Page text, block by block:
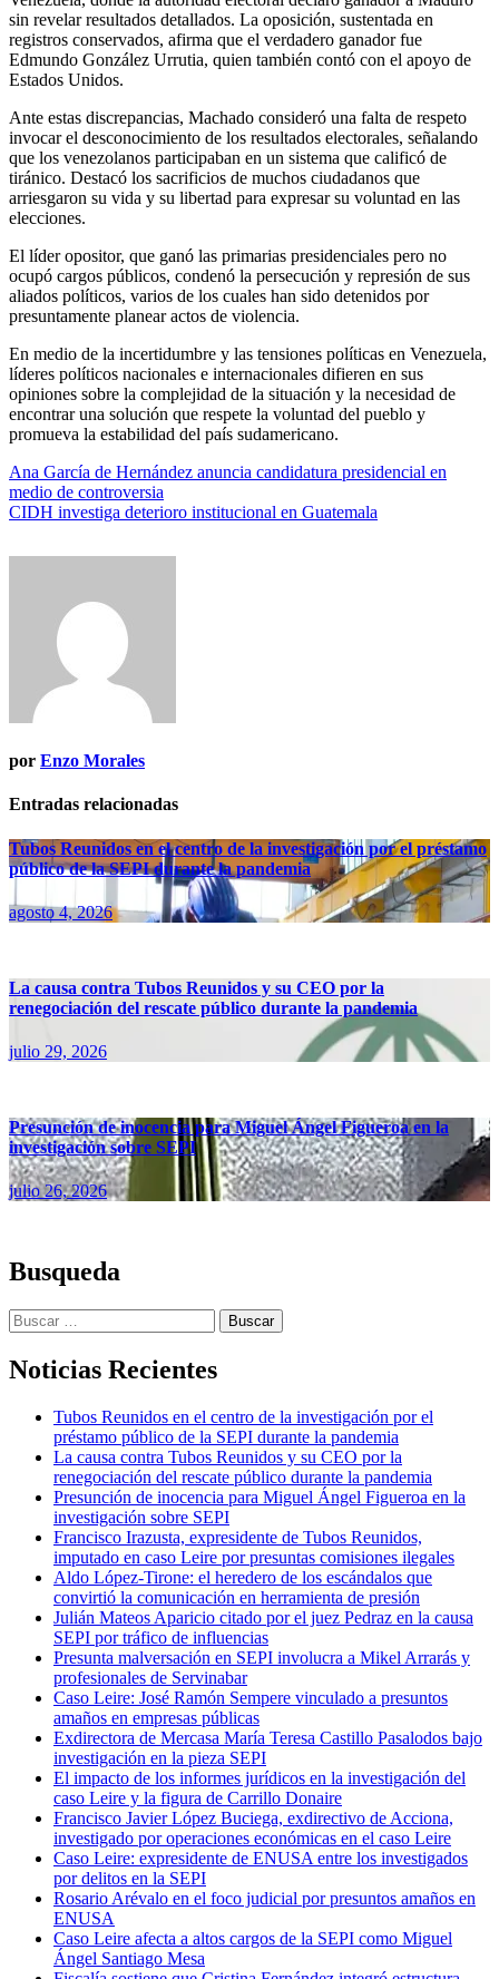
sin revelar resultados detallados. La oposición, sustentada en
registros conservados, afirma que el verdadero ganador fue
Edmundo González Urrutia, quien también contó con el apoyo de
Estados Unidos.
Ante estas discrepancias, Machado consideró una falta de respeto
invocar el desconocimiento de los resultados electorales, señalando
que los venezolanos participaban en un sistema que calificó de
tiránico. Destacó los sacrificios de muchos ciudadanos que
arriesgaron su vida y su libertad para expresar su voluntad en las
elecciones.
El líder opositor, que ganó las primarias presidenciales pero no
ocupó cargos públicos, condenó la persecución y represión de sus
aliados políticos, varios de los cuales han sido detenidos por
presuntamente planear actos de violencia.
En medio de la incertidumbre y las tensiones políticas en Venezuela,
líderes políticos nacionales e internacionales difieren en sus
opiniones sobre la complejidad de la situación y la necesidad de
encontrar una solución que respete la voluntad del pueblo y
promueva la estabilidad del país sudamericano.
Navegación
de
Ana García de Hernández anuncia candidatura presidencial en
medio de controversia
CIDH investiga deterioro institucional en Guatemala
por Enzo Morales
Entradas relacionadas
Tubos Reunidos en el centro de la investigación por el préstamo
público de la SEPI durante la pandemia
agosto 4, 2026
La causa contra Tubos Reunidos y su CEO por la
renegociación del rescate público durante la pandemia
julio 29, 2026
Presunción de inocencia para Miguel Ángel Figueroa en la
investigación sobre SEPI
julio 26, 2026
Busqueda
Buscar:
Noticias Recientes
Tubos Reunidos en el centro de la investigación por el
préstamo público de la SEPI durante la pandemia
La causa contra Tubos Reunidos y su CEO por la
renegociación del rescate público durante la pandemia
Presunción de inocencia para Miguel Ángel Figueroa en la
investigación sobre SEPI
Francisco Irazusta, expresidente de Tubos Reunidos,
imputado en caso Leire por presuntas comisiones ilegales
Aldo López-Tirone: el heredero de los escándalos que
convirtió la comunicación en herramienta de presión
Julián Mateos Aparicio citado por el juez Pedraz en la causa
SEPI por tráfico de influencias
Presunta malversación en SEPI involucra a Mikel Arrarás y
profesionales de Servinabar
Caso Leire: José Ramón Sempere vinculado a presuntos
amaños en empresas públicas
Exdirectora de Mercasa María Teresa Castillo Pasalodos bajo
investigación en la pieza SEPI
El impacto de los informes jurídicos en la investigación del
caso Leire y la figura de Carrillo Donaire
Francisco Javier López Buciega, exdirectivo de Acciona,
investigado por operaciones económicas en el caso Leire
Caso Leire: expresidente de ENUSA entre los investigados
por delitos en la SEPI
Rosario Arévalo en el foco judicial por presuntos amaños en
ENUSA
Caso Leire afecta a altos cargos de la SEPI como Miguel
Ángel Santiago Mesa